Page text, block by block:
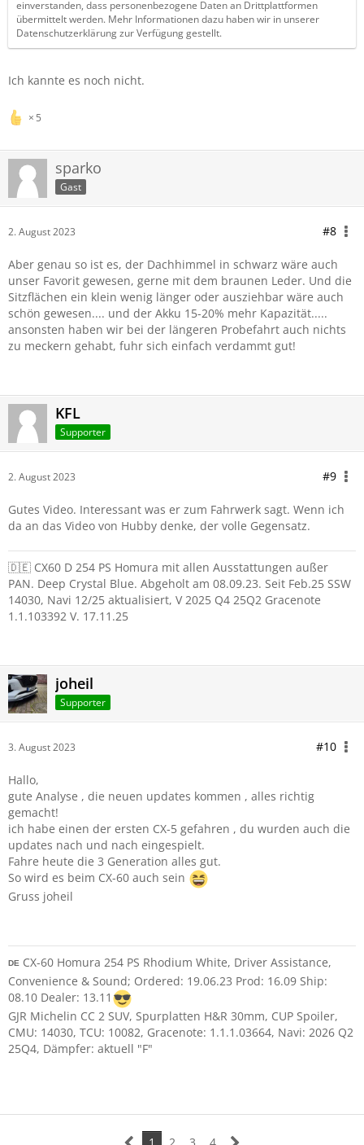
einverstanden, dass personenbezogene Daten an Drittplattformen
übermittelt werden. Mehr Informationen dazu haben wir in unserer
Datenschutzerklärung zur Verfügung gestellt.
Ich kannte es noch nicht.
5
sparko
Gast
2. August 2023 #8
Aber genau so ist es, der Dachhimmel in schwarz wäre auch
unser Favorit gewesen, gerne mit dem braunen Leder. Und die
Sitzflächen ein klein wenig länger oder ausziehbar wäre auch
schön gewesen.... und der Akku 15-20% mehr Kapazität.....
ansonsten haben wir bei der längeren Probefahrt auch nichts
zu meckern gehabt, fuhr sich einfach verdammt gut!
KFL
Supporter
2. August 2023 #9
Gutes Video. Interessant was er zum Fahrwerk sagt. Wenn ich
da an das Video von Hubby denke, der volle Gegensatz.
🇩🇪 CX60 D 254 PS Homura mit allen Ausstattungen außer
PAN. Deep Crystal Blue. Abgeholt am 08.09.23. Seit Feb.25 SSW
14030, Navi 12/25 aktualisiert, V 2025 Q4 25Q2 Gracenote
1.1.103392 V. 17.11.25
joheil
Supporter
3. August 2023 #10
Hallo,
gute Analyse , die neuen updates kommen , alles richtig
gemacht!
ich habe einen der ersten CX-5 gefahren , du wurden auch die
updates nach und nach eingespielt.
Fahre heute die 3 Generation alles gut.
So wird es beim CX-60 auch sein
Gruss joheil
DE CX-60 Homura 254 PS Rhodium White, Driver Assistance,
Convenience & Sound; Ordered: 19.06.23 Prod: 16.09 Ship:
08.10 Dealer: 13.11
GJR Michelin CC 2 SUV, Spurplatten H&R 30mm, CUP Spoiler,
CMU: 14030, TCU: 10082, Gracenote: 1.1.1.03664, Navi: 2026 Q2
25Q4, Dämpfer: aktuell "F"